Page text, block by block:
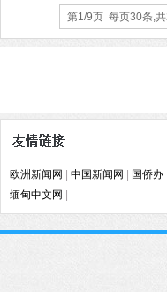
第1/9页 每页30条,
欧洲新闻网 中国新闻网 国侨办
缅甸中文网